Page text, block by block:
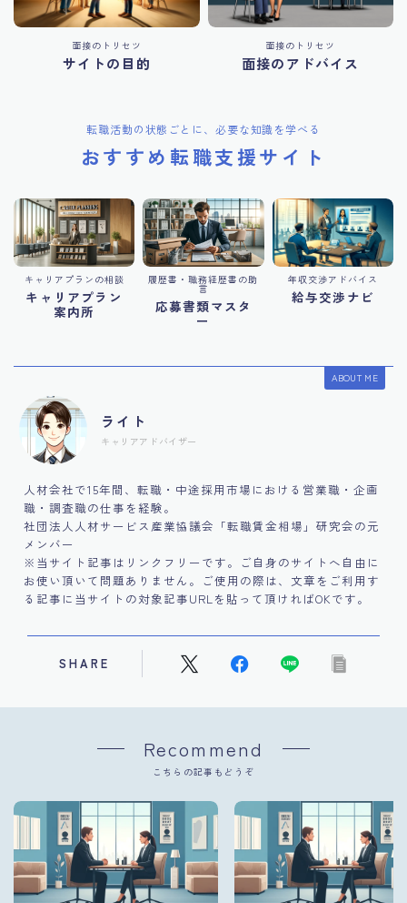
面接のトリセツ
サイトの目的
面接のトリセツ
面接のアドバイス
転職活動の状態ごとに、必要な知識を学べる
おすすめ転職支援サイト
キャリアプランの相談
キャリアプラン
案内所
履歴書・職務経歴書の助
言
応募書類マスタ
ー
年収交渉アドバイス
給与交渉ナビ
ABOUT ME
ライト
キャリアアドバイザー
人材会社で15年間、転職・中途採用市場における営業職・企画
職・調査職の仕事を経験。
社団法人人材サービス産業協議会「転職賃金相場」研究会の元
メンバー
※当サイト記事はリンクフリーです。ご自身のサイトへ自由に
お使い頂いて問題ありません。ご使用の際は、文章をご利用す
る記事に当サイトの対象記事URLを貼って頂ければOKです。
SHARE
Recommend
こちらの記事もどうぞ